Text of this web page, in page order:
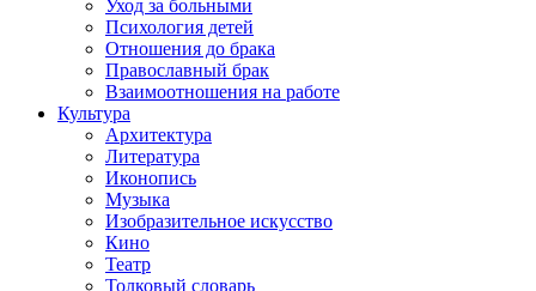
Уход за больными
Психология детей
Отношения до брака
Православный брак
Взаимоотношения на работе
Культура
Архитектура
Литература
Иконопись
Музыка
Изобразительное искусство
Кино
Театр
Толковый словарь